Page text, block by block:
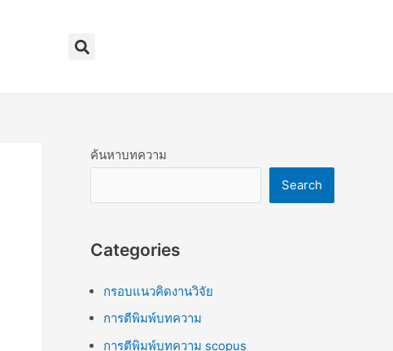
Search
ค้นหาบทความ
Search
Categories
กรอบแนวคิดงานวิจัย
การตีพิมพ์บทความ
การตีพิมพ์บทความ scopus